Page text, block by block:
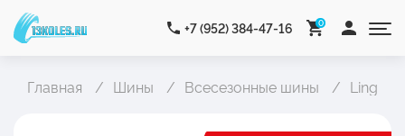
+7 (952) 384-47-16 0
Главная Шины Всесезонные шины Ling